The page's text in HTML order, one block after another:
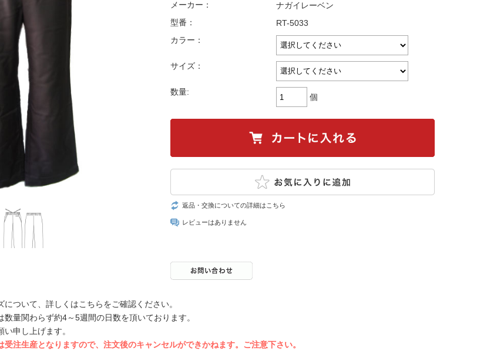
メーカー：
ナガイレーベン
型番：
RT-5033
カラー：
サイズ：
数量:
個
返品・交換についての詳細はこちら
レビューはありません
ついて、詳しくはこちらをご確認ください。
量関わらず約4～5週間の日数を頂いております。
申し上げます。
受注生産となりますので、注文後のキャンセルができかねます。ご注意下さい。